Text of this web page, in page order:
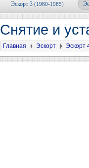
Эскорт 3 (1980-1985)
Снятие и
Главная Эскорт Эскорт